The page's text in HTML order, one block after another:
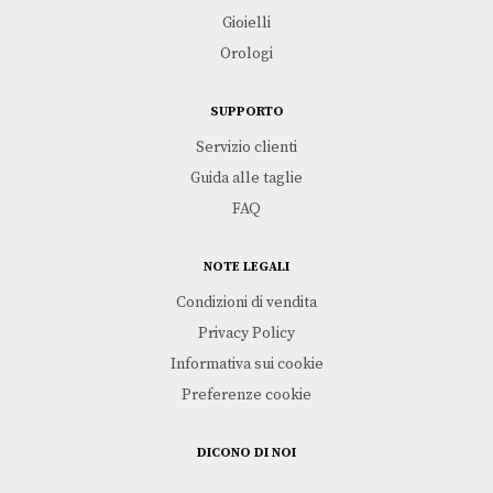
Gioielli
Orologi
SUPPORTO
Servizio clienti
Guida alle taglie
FAQ
NOTE LEGALI
Condizioni di vendita
Privacy Policy
Informativa sui cookie
Preferenze cookie
DICONO DI NOI